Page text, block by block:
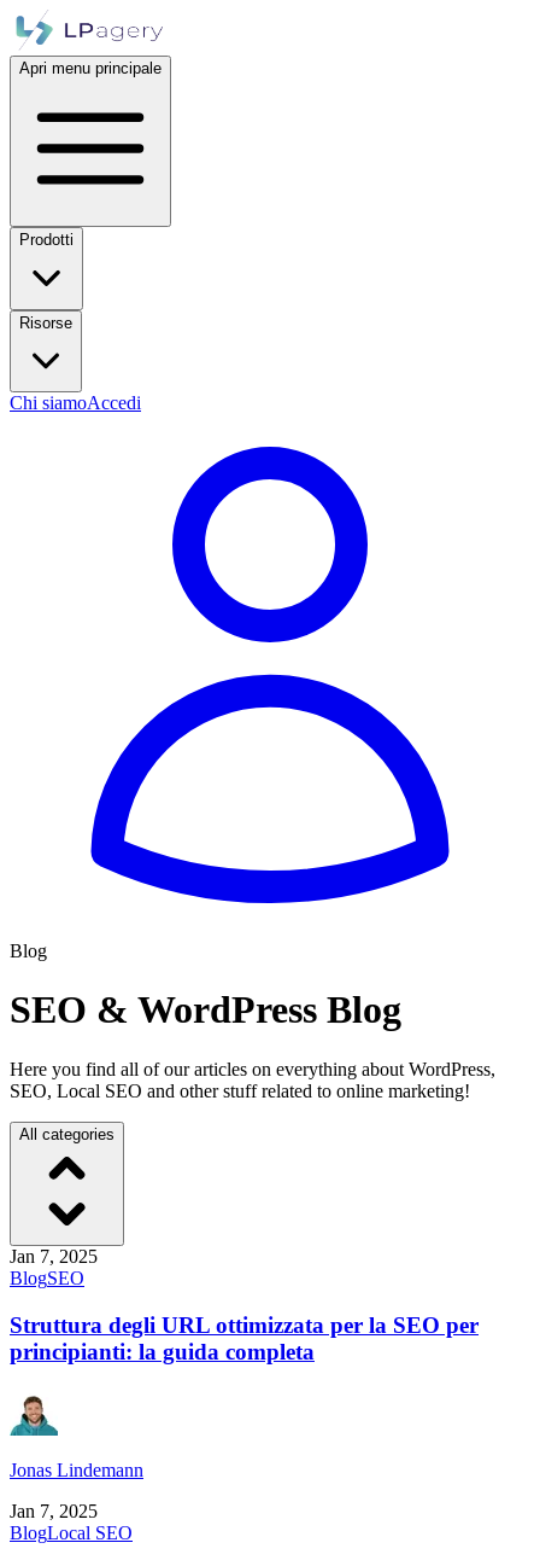
Apri menu principale
Prodotti
Risorse
Chi siamoAccedi
Blog
SEO & WordPress Blog
Here you find all of our articles on everything about WordPress,
SEO, Local SEO and other stuff related to online marketing!
All categories
Jan 7, 2025
BlogSEO
Struttura degli URL ottimizzata per la SEO per
principianti: la guida completa
Jonas Lindemann
Jan 7, 2025
BlogLocal SEO